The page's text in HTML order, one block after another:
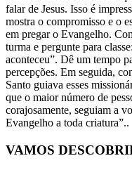
falar de Jesus. Isso é
mostra o compromisso e o
em pregar o Evangelho.
turma e pergunte para
aconteceu”. Dê um tempo
percepções. Em seguida,
Santo guiava esses
que o maior número de
corajosamente, seguiam a
Evangelho a toda criatura”..
VAMOS